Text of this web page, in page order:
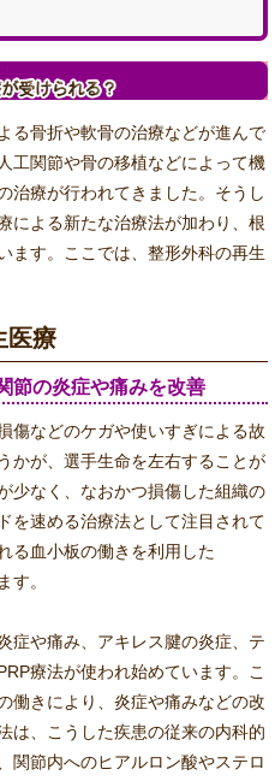
る骨折や軟骨の治療などが進んで
工関節や骨の移植などによって機
治療が行われてきました。そうし
による新たな治療法が加わり、根
ます。ここでは、整形外科の再生
医療
節の炎症や痛みを改善
傷などのケガや使いすぎによる故
かが、選手生命を左右することが
少なく、なおかつ損傷した組織の
を速める治療法として注目されて
る血小板の働きを利用した
す。
症や痛み、アキレス腱の炎症、テ
療法が使われ始めています。こ
働きにより、炎症や痛みなどの改
は、こうした疾患の従来の内科的
関節内へのヒアルロン酸やステロ